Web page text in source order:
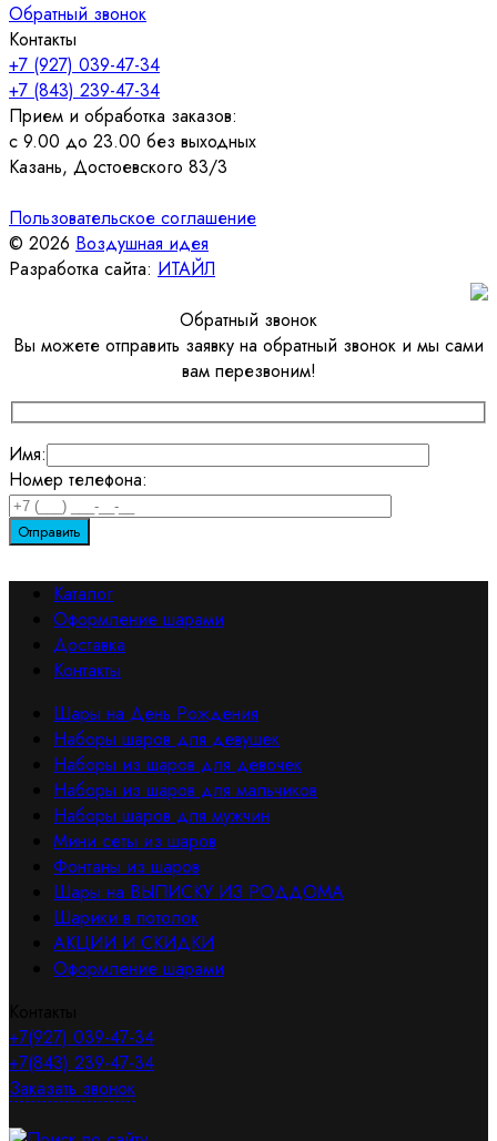
Обратный звонок
Контакты
+7 (927) 039-47-34
+7 (843) 239-47-34
Прием и обработка заказов:
с 9.00 до 23.00 без выходных
Казань, Достоевского 83/3
Пользовательское соглашение
© 2026 Воздушная идея
Разработка сайта: ИТАЙЛ
Обратный звонок
Вы можете отправить заявку на обратный звонок и мы сами
вам перезвоним!
Имя:
Номер телефона:
Каталог
Оформление шарами
Доставка
Контакты
Шары на День Рождения
Наборы шаров для девушек
Наборы из шаров для девочек
Наборы из шаров для мальчиков
Наборы шаров для мужчин
Мини сеты из шаров
Фонтаны из шаров
Шары на ВЫПИСКУ ИЗ РОДДОМА
Шарики в потолок
АКЦИИ И СКИДКИ
Оформление шарами
+7(927) 039-47-34
+7(843) 239-47-34
Заказать звонок